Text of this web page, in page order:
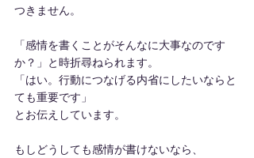
つきません。
「感情を書くことがそんなに大事なのです
か？」と時折尋ねられます。
「はい。行動につなげる内省にしたいならと
ても重要です」
とお伝えしています。
もしどうしても感情が書けないなら、